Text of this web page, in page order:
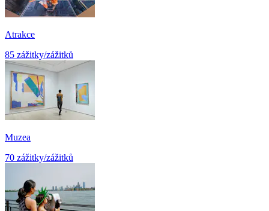
Atrakce
85 zážitky/zážitků
Muzea
70 zážitky/zážitků